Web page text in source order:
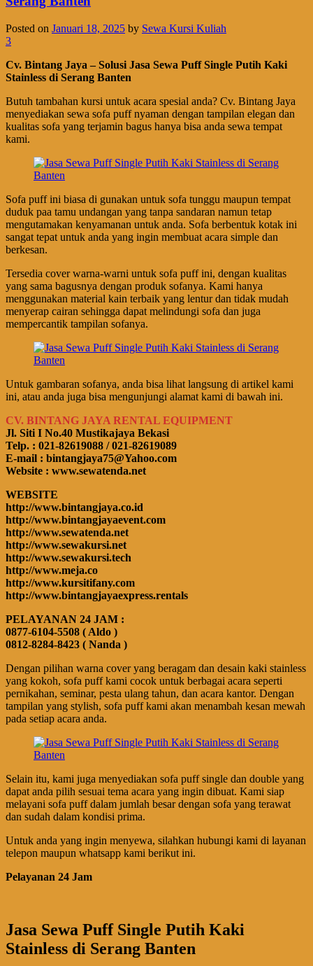
Posted on Januari 18, 2025 by Sewa Kursi Kuliah
3
Cv. Bintang Jaya – Solusi Jasa Sewa Puff Single Putih Kaki
Stainless di Serang Banten
Butuh tambahan kursi untuk acara spesial anda? Cv. Bintang Jaya
menyediakan sewa sofa puff nyaman dengan tampilan elegan dan
kualitas sofa yang terjamin bagus hanya bisa anda sewa tempat
kami.
Sofa puff ini biasa di gunakan untuk sofa tunggu maupun tempat
duduk paa tamu undangan yang tanpa sandaran namun tetap
mengutamakan kenyamanan untuk anda. Sofa berbentuk kotak ini
sangat tepat untuk anda yang ingin membuat acara simple dan
berkesan.
Tersedia cover warna-warni untuk sofa puff ini, dengan kualitas
yang sama bagusnya dengan produk sofanya. Kami hanya
menggunakan material kain terbaik yang lentur dan tidak mudah
menyerap cairan sehingga dapat melindungi sofa dan juga
mempercantik tampilan sofanya.
Untuk gambaran sofanya, anda bisa lihat langsung di artikel kami
ini, atau anda juga bisa mengunjungi alamat kami di bawah ini.
CV. BINTANG JAYA RENTAL EQUIPMENT
Jl. Siti I No.40 Mustikajaya Bekasi
Telp. : 021-82619088 / 021-82619089
E-mail : bintangjaya75@Yahoo.com
Website : www.sewatenda.net
WEBSITE
http://www.bintangjaya.co.id
http://www.bintangjayaevent.com
http://www.sewatenda.net
http://www.sewakursi.net
http://www.sewakursi.tech
http://www.meja.co
http://www.kursitifany.com
http://www.bintangjayaexpress.rentals
PELAYANAN 24 JAM :
0877-6104-5508 ( Aldo )
0812-8284-8423 ( Nanda )
Dengan pilihan warna cover yang beragam dan desain kaki stainless
yang kokoh, sofa puff kami cocok untuk berbagai acara seperti
pernikahan, seminar, pesta ulang tahun, dan acara kantor. Dengan
tampilan yang stylish, sofa puff kami akan menambah kesan mewah
pada setiap acara anda.
Selain itu, kami juga menyediakan sofa puff single dan double yang
dapat anda pilih sesuai tema acara yang ingin dibuat. Kami siap
melayani sofa puff dalam jumlah besar dengan sofa yang terawat
dan sudah dalam kondisi prima.
Untuk anda yang ingin menyewa, silahkan hubungi kami di layanan
telepon maupun whatsapp kami berikut ini.
Pelayanan 24 Jam
Jasa Sewa Puff Single Putih Kaki
Stainless di Serang Banten